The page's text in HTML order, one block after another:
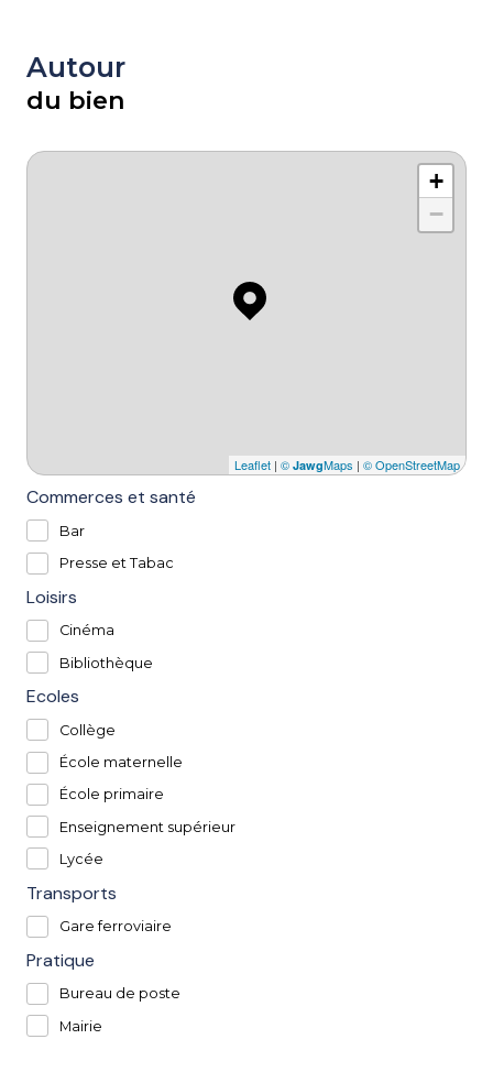
Autour
du bien
+
−
Leaflet | © JawgMaps | © OpenStreetMap
Commerces et santé
Bar
Presse et Tabac
Loisirs
Cinéma
Bibliothèque
Ecoles
Collège
École maternelle
École primaire
Enseignement supérieur
Lycée
Transports
Gare ferroviaire
Pratique
Bureau de poste
Mairie